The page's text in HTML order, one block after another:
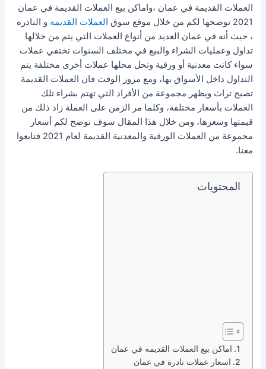
العملات القديمة في عمان ،واماكن بيع العملات القديمة في عمان
2021 نوضحها لكم من خلال موقع سوق
العملات القديمه و النادره
، حيث أنه في عمان العديد من أنواع العملات التي يتم من خلالها
تداول وعمليات الشراء والبيع في مختلف السنوات تختفي عملات
سواء كانت معدنية أو ورقية وتحل محلها عملات أخرى مختلفة يتم
التداول داخل الأسواق بها، ومع مرور الوقت فان العملات القديمة
تصبح تراث ويظهر مجموعة من الأفراد التي تهتم بشراء تلك
العملات بأسعار مختلفة، وكلما مر الزمن على العملة زاد ذلك من
قيمتها وسعرها، ومن خلال هذا المقال سوف نوضح لكم أسعار
مجموعة من العملات الورقية والمعدنية القديمة لعام 2021 فتابعوا
معنا.
المحتويات
اماكن بيع العملات القديمه في عمان
اسعار عملات نادرة في عمان